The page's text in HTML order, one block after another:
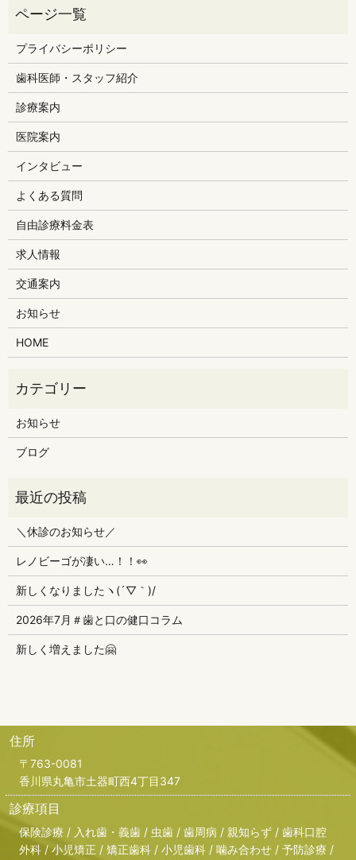
プライバシーポリシー
歯科医師・スタッフ紹介
診療案内
医院案内
インタビュー
よくある質問
自由診療料金表
求人情報
交通案内
お知らせ
HOME
お知らせ
ブログ
＼休診のお知らせ／
レノビーゴが凄い…！！👀
新しくなりましたヽ(´▽｀)/
2026年7月＃歯と口の健口コラム
新しく増えました🤗
住所
〒763-0081
香川県丸亀市土器町西4丁目347
診療項目
保険診療 / 入れ歯・義歯 / 虫歯 / 歯周病 / 親知らず / 歯科口腔
外科 / 小児矯正 / 矯正歯科 / 小児歯科 / 噛み合わせ / 予防診療 /